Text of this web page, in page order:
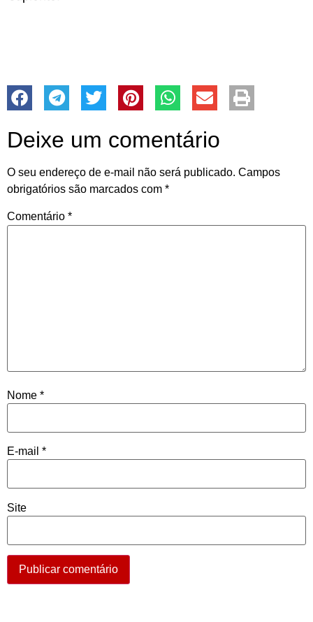
Deixe um comentário
O seu endereço de e-mail não será publicado. Campos
obrigatórios são marcados com *
Comentário *
Nome *
E-mail *
Site